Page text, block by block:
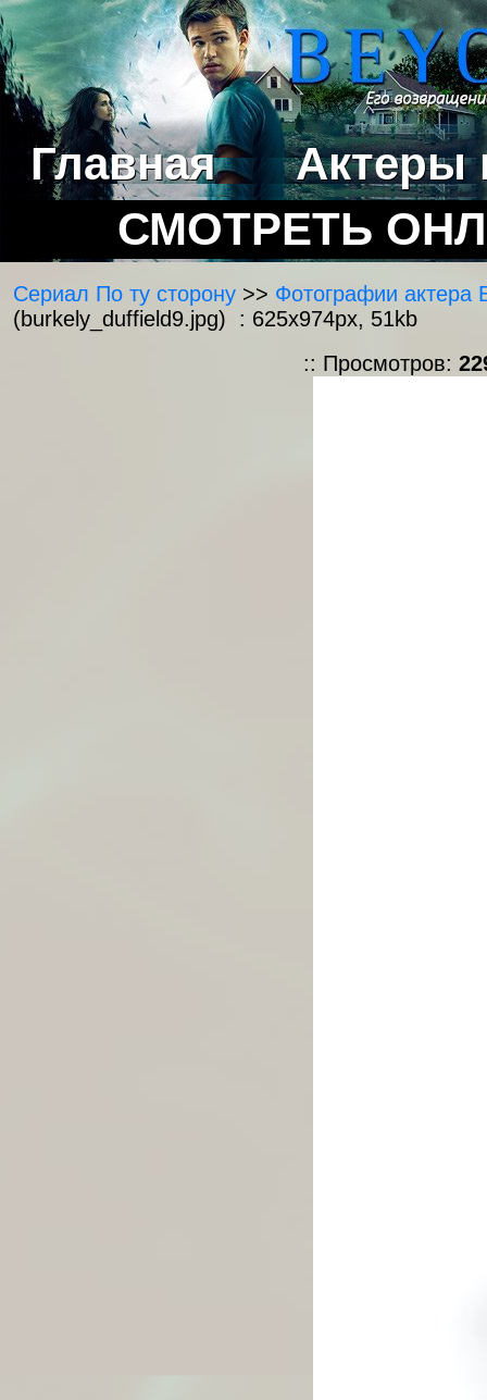
Главная
Актеры
СМОТРЕТЬ
Сериал По ту сторону >> Фотографии актера
(burkely_duffield9.jpg) : 625x974px, 51kb
:: Просмотров: